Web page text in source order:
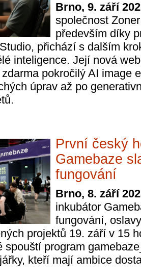
Brno, 9. září
společnost
především díky
přichází s dalším
inteligence. Její nová
pokročilý AI image
úprav až po
První český
Gamebaze
fungování
Brno, 8. září
inkubátor
fungování,
projektů 19. září v 15
spouští program
kteří mají ambice